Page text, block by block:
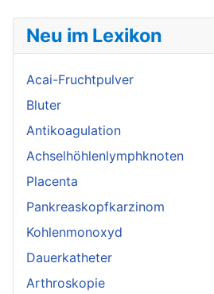
Neu im Lexikon
Acai-Fruchtpulver
Bluter
Antikoagulation
Achselhöhlenlymphknoten
Placenta
Pankreaskopfkarzinom
Kohlenmonoxyd
Dauerkatheter
Arthroskopie